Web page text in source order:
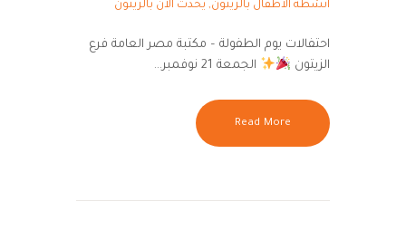
أنشطة الاطفال بالزيتون, يحدث الآن بالزيتون
احتفالات يوم الطفولة – مكتبة مصر العامة فرع
الزيتون
الجمعة 21 نوفمبر…
Read More